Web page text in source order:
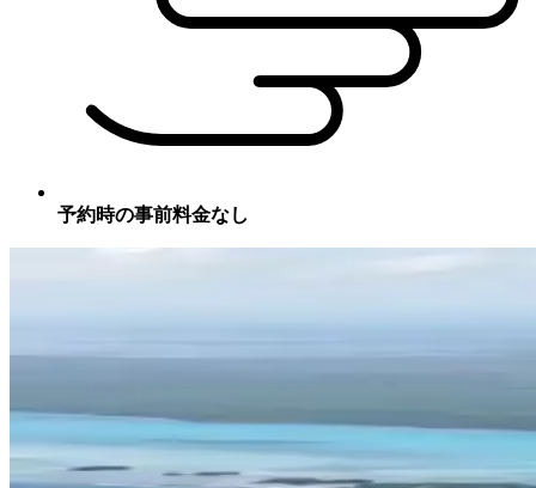
予約時の事前料金なし